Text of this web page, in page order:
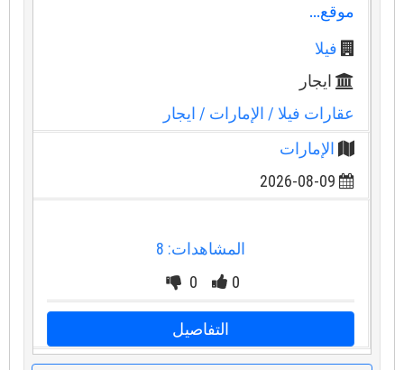
موقع...
فيلا
ايجار
عقارات فيلا/ الإمارات/ ايجار
الإمارات
2026-08-09
المشاهدات: 8
0
0
التفاصيل